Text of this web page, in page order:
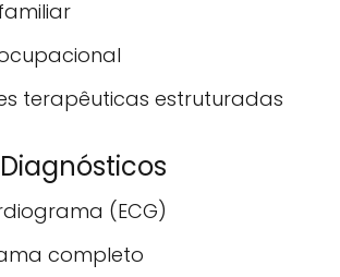
terapêuticas estruturadas
(ECG)
completo